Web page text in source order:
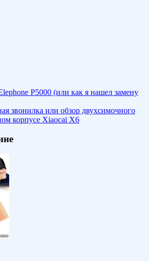
P5000 (или как я нашел замену
звонилка или обзор двухсимочного
корпусе Xiaocai X6